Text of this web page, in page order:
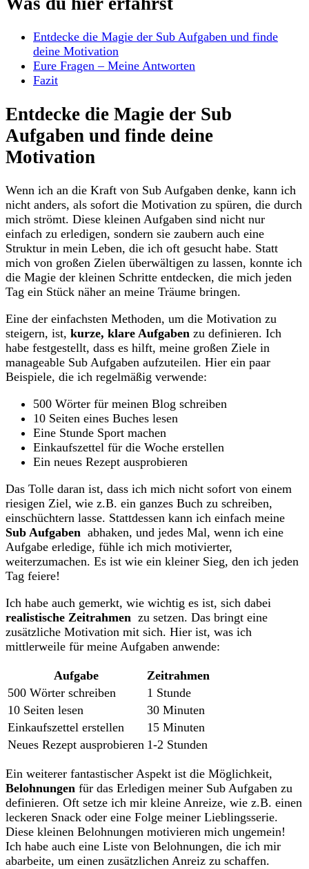
Entdecke die⁣ Magie⁤ der⁤ Sub Aufgaben und ‌finde
deine ⁤Motivation
Eure Fragen – ‍Meine Antworten
Fazit
Entdecke die Magie der Sub
Aufgaben⁤ und⁢ finde deine
⁢Motivation
Wenn ich an ‌die Kraft von Sub Aufgaben denke, kann ich
⁤nicht‍ anders, als sofort die ‌Motivation zu spüren,‌ die durch
mich strömt. Diese kleinen Aufgaben sind nicht ‍nur
einfach zu erledigen, sondern sie zaubern auch eine
Struktur in mein Leben, die ich oft gesucht ⁤habe. Statt
mich von⁢ großen ⁣Zielen überwältigen zu lassen,‍ konnte ich⁤
die Magie‍ der kleinen Schritte entdecken, die mich‌ jeden
Tag ein ⁣Stück näher an meine Träume bringen.
Eine der einfachsten Methoden, um die Motivation ⁢zu
steigern, ist, kurze, klare Aufgaben zu definieren. ​Ich
habe festgestellt, dass ‍es hilft, meine ⁤großen Ziele in
manageable ‍Sub Aufgaben aufzuteilen. Hier‌ ein ⁤paar⁣
Beispiele, die ⁤ich regelmäßig verwende:
500 Wörter für ⁢meinen Blog schreiben
10 Seiten eines Buches‌ lesen
Eine Stunde Sport machen
Einkaufszettel ‍für die Woche ⁣erstellen
Ein⁤ neues ‌Rezept ausprobieren
Das⁤ Tolle daran ist, ‌dass ich mich‌ nicht sofort von ‍einem
riesigen‍ Ziel, wie z.B. ein ganzes Buch zu⁤ schreiben,
einschüchtern lasse. ⁤Stattdessen ⁤kann‌ ich ⁤einfach ⁣meine⁢
Sub Aufgaben ‍ abhaken, und jedes‍ Mal, wenn ich eine
Aufgabe erledige, fühle ich mich⁤ motivierter,
weiterzumachen. ⁤Es ist wie ein kleiner Sieg, den ich⁣ jeden
Tag feiere!
Ich⁤ habe auch gemerkt, wie wichtig‍ es ist, sich dabei
realistische ⁢Zeitrahmen ‍ zu setzen. Das⁣ bringt eine
⁣zusätzliche‌ Motivation ‍mit⁣ sich. Hier ist, was ‌ich
mittlerweile für meine Aufgaben anwende:
Aufgabe
Zeitrahmen
500 ⁤Wörter ‍schreiben
1 Stunde
10 ⁣Seiten ⁢lesen
30 Minuten
Einkaufszettel ​erstellen
15 Minuten
Neues‍ Rezept ausprobieren 1-2 ⁤Stunden
Ein ​weiterer fantastischer ‍Aspekt ist die⁤ Möglichkeit,‍
Belohnungen für⁢ das Erledigen meiner⁣ Sub Aufgaben zu
definieren.‌ Oft setze ich mir kleine ‌Anreize, wie z.B. einen
leckeren Snack oder eine Folge ‌meiner⁢ Lieblingsserie.
Diese kleinen ⁣Belohnungen motivieren mich‍ ungemein!⁤
Ich habe auch‌ eine Liste von Belohnungen,‍ die ich mir
abarbeite, um einen ​zusätzlichen ‌Anreiz⁣ zu schaffen.